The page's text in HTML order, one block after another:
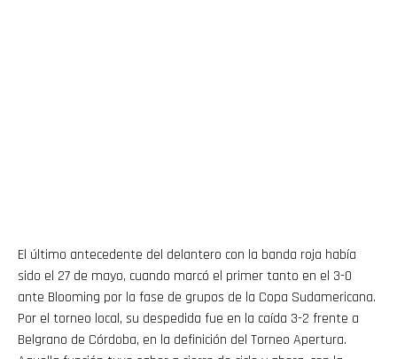
El último antecedente del delantero con la banda roja había
sido el 27 de mayo, cuando marcó el primer tanto en el 3-0
ante Blooming por la fase de grupos de la Copa Sudamericana.
Por el torneo local, su despedida fue en la caída 3-2 frente a
Belgrano de Córdoba, en la definición del Torneo Apertura.
Flipboard